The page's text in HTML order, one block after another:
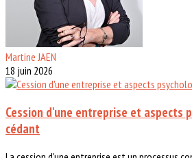
Martine JAEN
18 juin 2026
Cession d'une entreprise et aspects
cédant